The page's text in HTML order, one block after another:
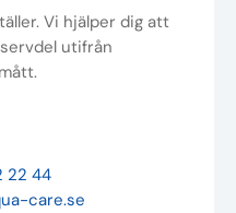
Uppgradering
Vi hjälper dig att
utifrån
22 44
care.se